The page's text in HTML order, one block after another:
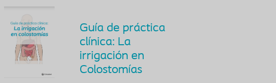
Guía de práctica
clínica: La
irrigación en
Colostomías